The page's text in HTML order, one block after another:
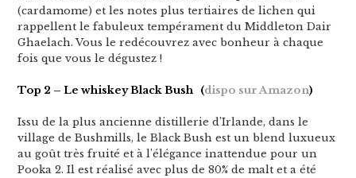
(cardamome) et les notes plus tertiaires de lichen qui
rappellent le fabuleux tempérament du Middleton Dair
Ghaelach. Vous le redécouvrez avec bonheur à chaque
fois que vous le dégustez !
Top 2 – Le whiskeyBlack Bush (dispo sur Amazon)
Issu de la plus ancienne distillerie d’Irlande, dans le
village de Bushmills, le Black Bush est un blend luxueux
au goût très fruité et à l’élégance inattendue pour un
Pooka 2. Il est réalisé avec plus de 80% de malt et a été